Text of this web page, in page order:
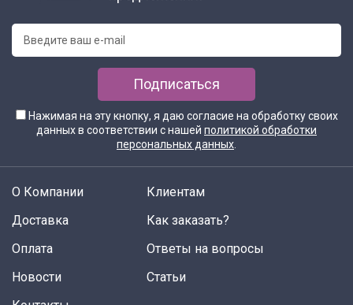
Подписаться
Нажимая на эту кнопку, я даю согласие на обработку своих
данных в соответствии с нашей политикой обработки
персональных данных
О Компании
Доставка
Оплата
Новости
Клиентам
Как заказать?
Ответы на вопросы
Статьи